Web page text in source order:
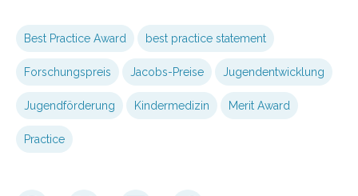
Best Practice Award best practice statement
Forschungspreis Jacobs-Preise Jugendentwicklung
Jugendförderung Kindermedizin Merit Award
Practice